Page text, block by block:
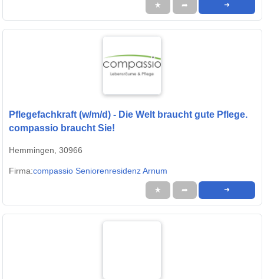
★ ➦ ➜
Pflegefachkraft (w/m/d) - Die Welt braucht gute Pflege.
compassio braucht Sie!
Hemmingen, 30966
Firma:compassio Seniorenresidenz Arnum
★ ➦ ➜